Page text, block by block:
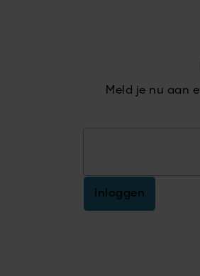
Meld je nu aan
Inloggen